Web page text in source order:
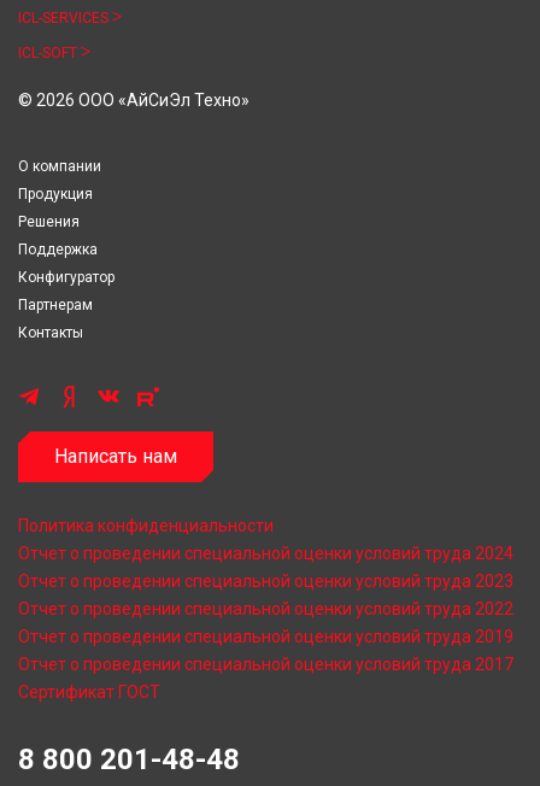
ICL-SERVICES
ICL-SOFT
© 2026 ООО «АйСиЭл Техно»
О компании
Продукция
Решения
Поддержка
Конфигуратор
Партнерам
Контакты
Написать нам
Политика конфиденциальности
Отчет о проведении специальной оценки условий труда 2024
Отчет о проведении специальной оценки условий труда 2023
Отчет о проведении специальной оценки условий труда 2022
Отчет о проведении специальной оценки условий труда 2019
Отчет о проведении специальной оценки условий труда 2017
Сертификат ГОСТ
8 800 201-48-48